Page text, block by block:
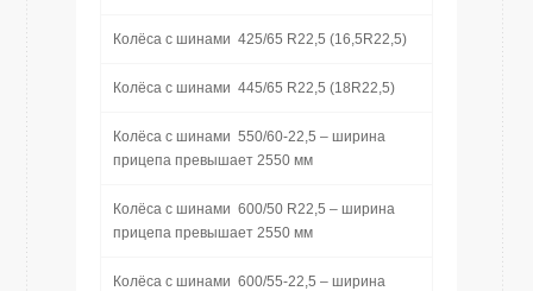
Колёса с шинами 425/65 R22,5 (16,5R22,5)
Колёса с шинами 445/65 R22,5 (18R22,5)
Колёса с шинами 550/60-22,5 – ширина
прицепа превышает 2550 мм
Колёса с шинами 600/50 R22,5 – ширина
прицепа превышает 2550 мм
Колёса с шинами 600/55-22,5 – ширина